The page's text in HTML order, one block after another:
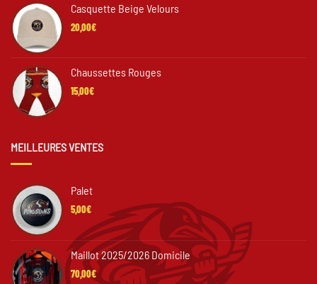
Casquette Beige Velours
20,00€
Chaussettes Rouges
15,00€
MEILLEURES VENTES
Palet
5,00€
Maillot 2025/2026 Domicile
70,00€